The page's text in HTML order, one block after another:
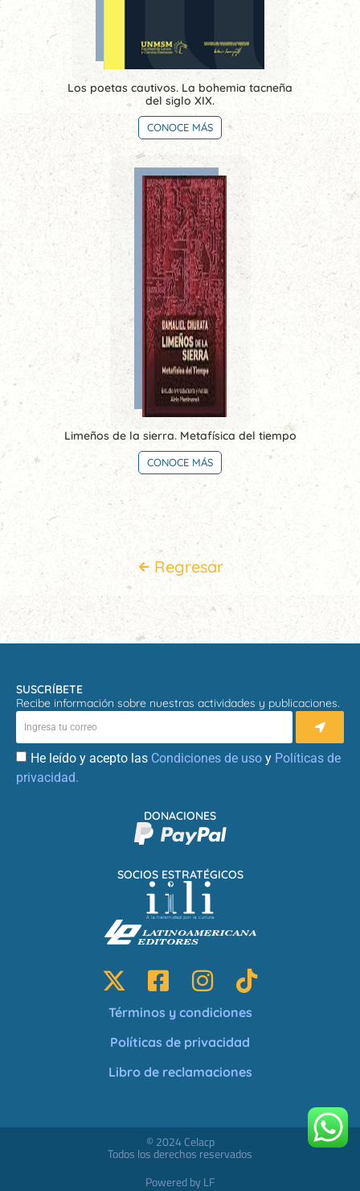
Los poetas cautivos. La bohemia tacneña
del siglo XIX.
CONOCE MÁS
Limeños de la sierra. Metafísica del tiempo
CONOCE MÁS
Regresar
SUSCRÍBETE
Recibe información sobre nuestras actividades y publicaciones.
He leído y acepto las Condiciones de uso y Políticas de
privacidad.
SOCIOS ESTRATÉGICOS
DONACIONES
Términos y condiciones
Políticas de privacidad
Libro de reclamaciones
© 2024 Celacp
Todos los derechos reservados
Powered by LF